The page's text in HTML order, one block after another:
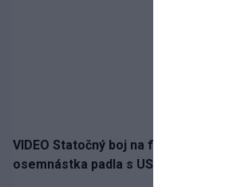
VIDEO Statočný boj na finále nestačil:
osemnástka padla s USA a zabojuje o